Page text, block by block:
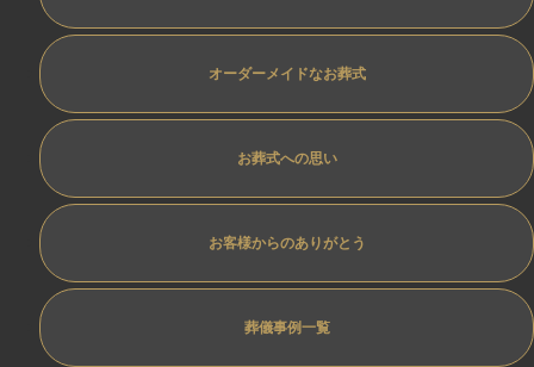
オーダーメイドなお葬式
お葬式への思い
お客様からのありがとう
葬儀事例一覧